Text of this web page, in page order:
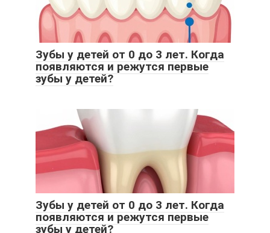
Зубы у детей от 0 до 3 лет. Когда
появляются и режутся первые
зубы у детей?
Зубы у детей от 0 до 3 лет. Когда
появляются и режутся первые
зубы у детей?